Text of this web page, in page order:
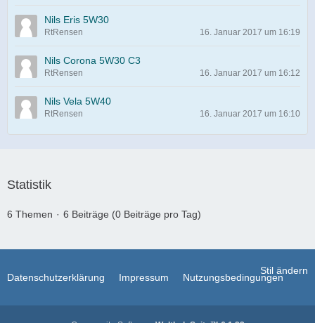
Nils Eris 5W30
RtRensen 16. Januar 2017 um 16:19
Nils Corona 5W30 C3
RtRensen 16. Januar 2017 um 16:12
Nils Vela 5W40
RtRensen 16. Januar 2017 um 16:10
Statistik
6 Themen 6 Beiträge (0 Beiträge pro Tag)
Stil ändern
Datenschutzerklärung Impressum Nutzungsbedingungen